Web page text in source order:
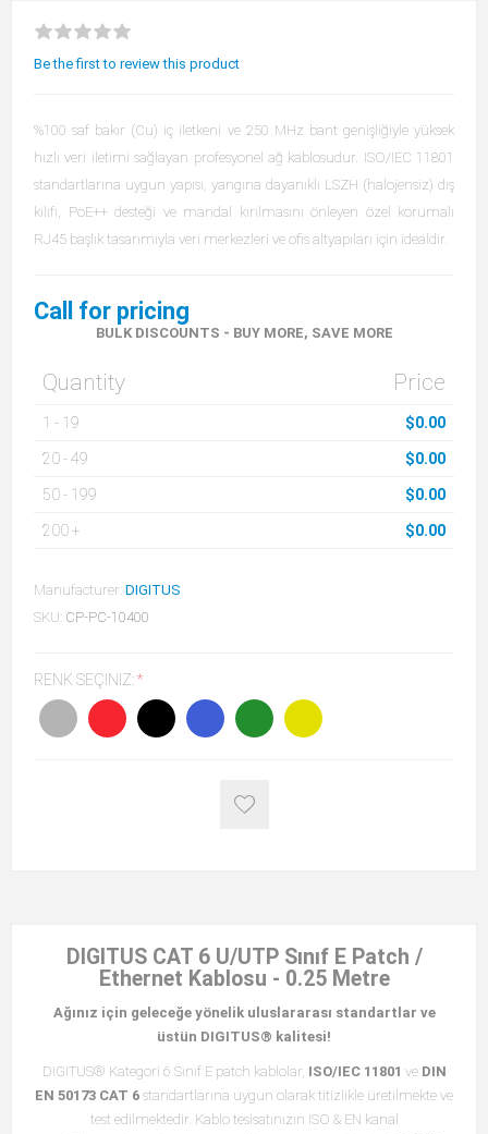
Be the first to review this product
%100 saf bakır (Cu) iç iletkeni ve 250 MHz bant genişliğiyle yüksek
hızlı veri iletimi sağlayan profesyonel ağ kablosudur. ISO/IEC 11801
standartlarına uygun yapısı, yangına dayanıklı LSZH (halojensiz) dış
kılıfı, PoE++ desteği ve mandal kırılmasını önleyen özel korumalı
RJ45 başlık tasarımıyla veri merkezleri ve ofis altyapıları için idealdir.
Call for pricing
BULK DISCOUNTS - BUY MORE, SAVE MORE
Quantity Price
1 - 19 $0.00
20-49 $0.00
50- 199 $0.00
200+ $0.00
Manufacturer: DIGITUS
SKU: CP-PC-10400
RENK SEÇINIZ:*
DIGITUS CAT 6 U/UTP Sınıf E Patch /
Ethernet Kablosu - 0.25 Metre
Ağınız için geleceğe yönelik uluslararası standartlar ve
üstün DIGITUS® kalitesi!
DIGITUS® Kategori 6 Sınıf E patch kablolar, ISO/IEC 11801 ve DIN
EN 50173 CAT 6 standartlarına uygun olarak titizlikle üretilmekte ve
test edilmektedir. Kablo tesisatınızın ISO & EN kanal